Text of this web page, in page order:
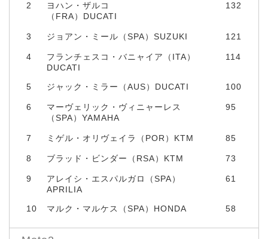
2
ヨハン・ザルコ
（FRA）DUCATI
132
3 ジョアン・ミール（SPA）SUZUKI 121
4
フランチェスコ・バニャイア（ITA）
DUCATI
114
5 ジャック・ミラー（AUS）DUCATI 100
6
マーヴェリック・ヴィニャーレス
（SPA）YAMAHA
95
7 ミゲル・オリヴェイラ（POR）KTM 85
8 ブラッド・ビンダー（RSA）KTM 73
9
アレイシ・エスパルガロ（SPA）
APRILIA
61
10 マルク・マルケス（SPA）HONDA 58